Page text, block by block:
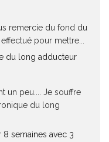
remercie du fond du
pour mettre...
du long adducteur
un peu.... Je souffre
du long
8 semaines avec 3